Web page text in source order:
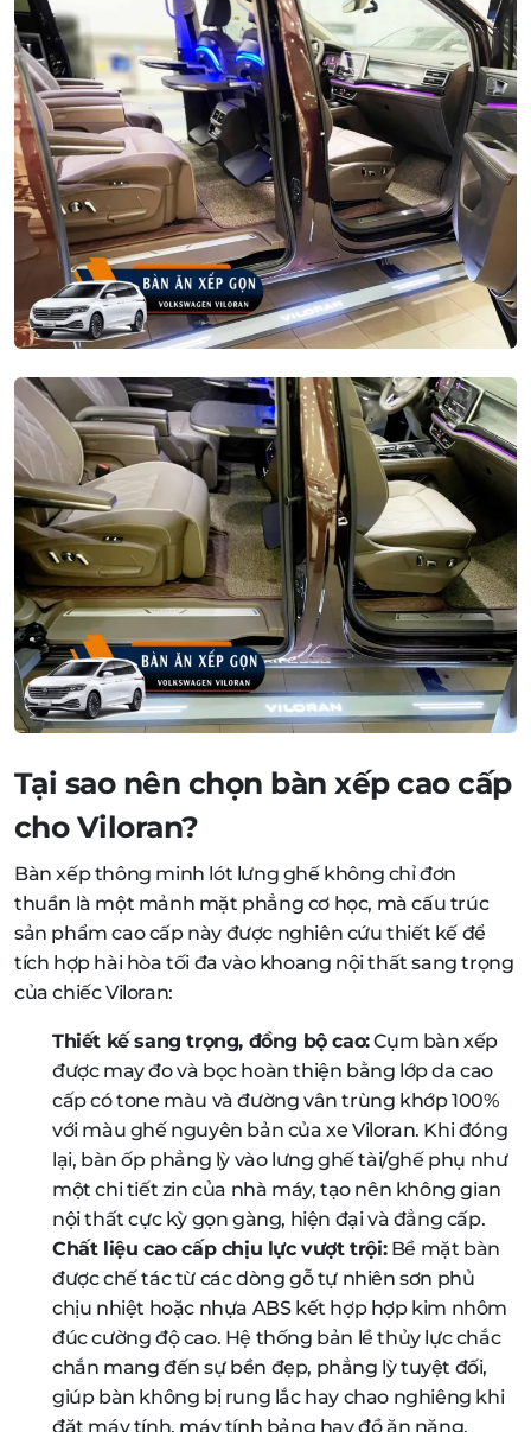
Tại sao nên chọn bàn xếp cao cấp
cho Viloran?
Bàn xếp thông minh lót lưng ghế không chỉ đơn
thuần là một mảnh mặt phẳng cơ học, mà cấu trúc
sản phẩm cao cấp này được nghiên cứu thiết kế để
tích hợp hài hòa tối đa vào khoang nội thất sang trọng
của chiếc Viloran:
Thiết kế sang trọng, đồng bộ cao:Cụm bàn xếp
được may đo và bọc hoàn thiện bằng lớp da cao
cấp có tone màu và đường vân trùng khớp 100%
với màu ghế nguyên bản của xe Viloran. Khi đóng
lại, bàn ốp phẳng lỳ vào lưng ghế tài/ghế phụ như
một chi tiết zin của nhà máy, tạo nên không gian
nội thất cực kỳ gọn gàng, hiện đại và đẳng cấp.
Chất liệu cao cấp chịu lực vượt trội:Bề mặt bàn
được chế tác từ các dòng gỗ tự nhiên sơn phủ
chịu nhiệt hoặc nhựa ABS kết hợp hợp kim nhôm
đúc cường độ cao. Hệ thống bản lề thủy lực chắc
chắn mang đến sự bền đẹp, phẳng lỳ tuyệt đối,
giúp bàn không bị rung lắc hay chao nghiêng khi
đặt máy tính, máy tính bảng hay đồ ăn nặng.